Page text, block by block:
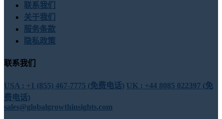
联系我们
关于我们
服务条款
隐私政策
联系我们
USA : +1 (855) 467-7775 (免费电话) UK : +44 8085 022397 (免
费电话)
sales@globalgrowthinsights.com